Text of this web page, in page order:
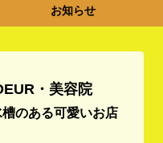
お知らせ
・美容院
のある可愛いお店